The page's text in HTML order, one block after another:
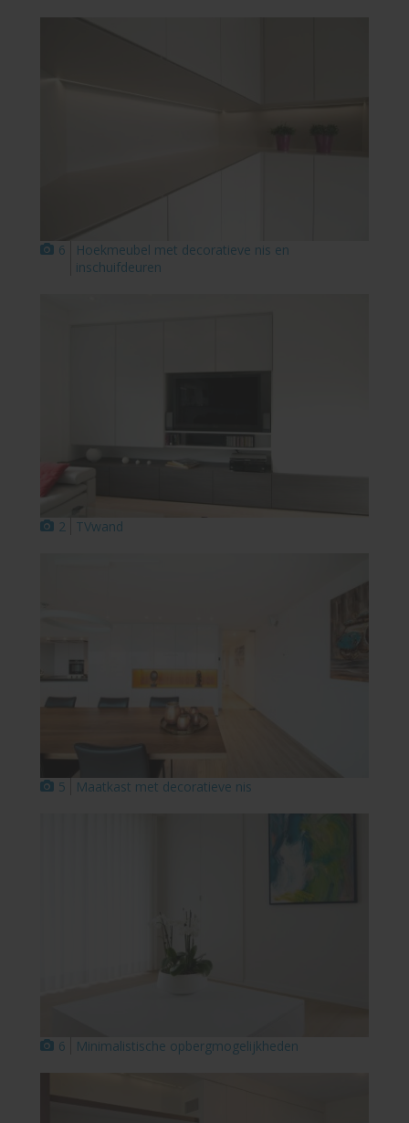
6
Hoekmeubel met decoratieve nis en
inschuifdeuren
2 TVwand
5 Maatkast met decoratieve nis
6 Minimalistische opbergmogelijkheden